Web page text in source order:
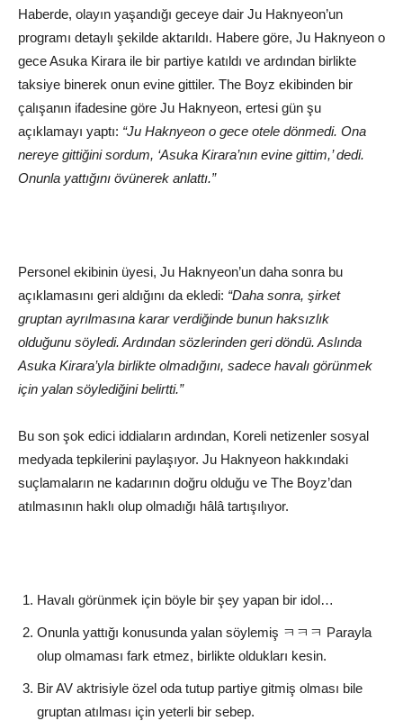
Haberde, olayın yaşandığı geceye dair Ju Haknyeon’un
programı detaylı şekilde aktarıldı. Habere göre, Ju Haknyeon o
gece Asuka Kirara ile bir partiye katıldı ve ardından birlikte
taksiye binerek onun evine gittiler. The Boyz ekibinden bir
çalışanın ifadesine göre Ju Haknyeon, ertesi gün şu
açıklamayı yaptı: “Ju Haknyeon o gece otele dönmedi. Ona
nereye gittiğini sordum, ‘Asuka Kirara’nın evine gittim,’ dedi.
Onunla yattığını övünerek anlattı.”
Personel ekibinin üyesi, Ju Haknyeon’un daha sonra bu
açıklamasını geri aldığını da ekledi: “Daha sonra, şirket
gruptan ayrılmasına karar verdiğinde bunun haksızlık
olduğunu söyledi. Ardından sözlerinden geri döndü. Aslında
Asuka Kirara’yla birlikte olmadığını, sadece havalı görünmek
için yalan söylediğini belirtti.”
Bu son şok edici iddiaların ardından, Koreli netizenler sosyal
medyada tepkilerini paylaşıyor. Ju Haknyeon hakkındaki
suçlamaların ne kadarının doğru olduğu ve The Boyz’dan
atılmasının haklı olup olmadığı hâlâ tartışılıyor.
Havalı görünmek için böyle bir şey yapan bir idol…
Onunla yattığı konusunda yalan söylemiş ㅋㅋㅋ Parayla
olup olmaması fark etmez, birlikte oldukları kesin.
Bir AV aktrisiyle özel oda tutup partiye gitmiş olması bile
gruptan atılması için yeterli bir sebep.